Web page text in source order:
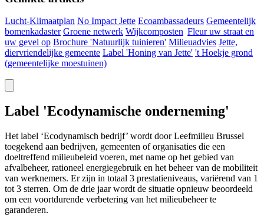
Lucht-Klimaatplan No Impact Jette Ecoambassadeurs Gemeentelijk
bomenkadaster Groene netwerk Wijkcomposten Fleur uw straat en
uw gevel op Brochure 'Natuurlijk tuinieren' Milieuadvies Jette,
diervriendelijke gemeente Label 'Honing van Jette' 't Hoekje grond
(gemeentelijke moestuinen)
Label 'Ecodynamische onderneming'
Het label ‘Ecodynamisch bedrijf’ wordt door Leefmilieu Brussel
toegekend aan bedrijven, gemeenten of organisaties die een
doeltreffend milieubeleid voeren, met name op het gebied van
afvalbeheer, rationeel energiegebruik en het beheer van de mobiliteit
van werknemers. Er zijn in totaal 3 prestatieniveaus, variërend van 1
tot 3 sterren. Om de drie jaar wordt de situatie opnieuw beoordeeld
om een voortdurende verbetering van het milieubeheer te
garanderen.